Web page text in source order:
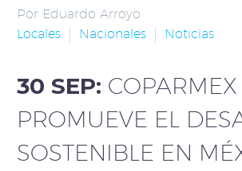
Por Eduardo Arroyo
Locales
Nacionales Noticias
30 SEP: COPARMEX
PROMUEVE EL
SOSTENIBLE EN